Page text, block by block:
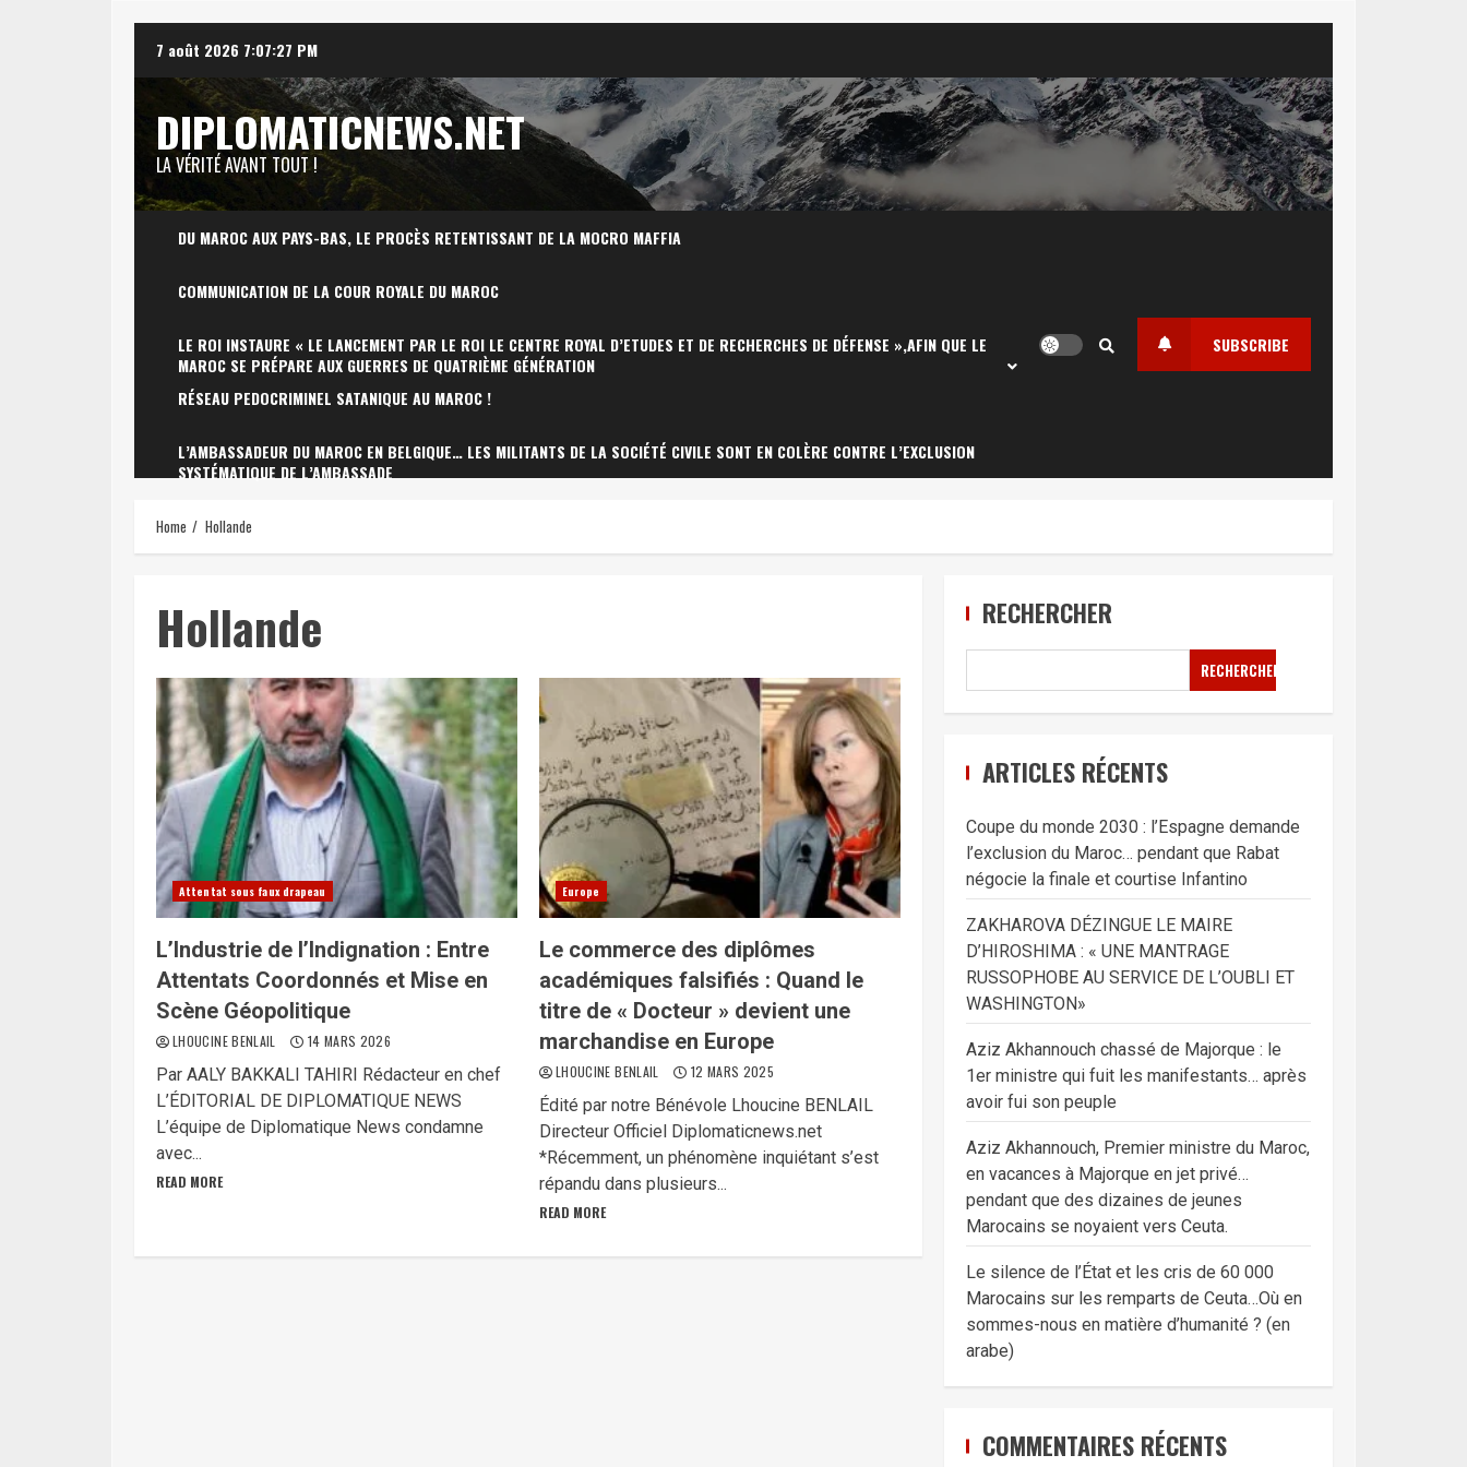
content
7 août 2026 7:07:28 PM
DIPLOMATICNEWS.NET
LA VÉRITÉ AVANT TOUT !
DU MAROC AUX PAYS-BAS, LE PROCÈS RETENTISSANT DE LA MOCRO MAFFIA
COMMUNICATION DE LA COUR ROYALE DU MAROC
LE ROI INSTAURE « LE LANCEMENT PAR LE ROI LE CENTRE ROYAL D’ETUDES ET DE RECHERCHES DE DÉFENSE »,AFIN QUE LE
MAROC SE PRÉPARE AUX GUERRES DE QUATRIÈME GÉNÉRATION
RÉSEAU PEDOCRIMINEL SATANIQUE AU MAROC !
L’AMBASSADEUR DU MAROC EN BELGIQUE… LES MILITANTS DE LA SOCIÉTÉ CIVILE SONT EN COLÈRE CONTRE L’EXCLUSION
SYSTÉMATIQUE DE L’AMBASSADE
SUBSCRIBE
Home Hollande
Hollande
Attentat sous faux drapeau
L’Industrie de l’Indignation : Entre
Attentats Coordonnés et Mise en
Scène Géopolitique
LHOUCINE BENLAIL 14 MARS 2026
Par AALY BAKKALI TAHIRI Rédacteur en chef
L’ÉDITORIAL DE DIPLOMATIQUE NEWS
L’équipe de Diplomatique News condamne
avec...
READ MORE
Europe
Le commerce des diplômes
académiques falsifiés : Quand le
titre de « Docteur » devient une
marchandise en Europe
LHOUCINE BENLAIL 12 MARS 2025
Édité par notre Bénévole Lhoucine BENLAIL
Directeur Officiel Diplomaticnews.net
*Récemment, un phénomène inquiétant s’est
répandu dans plusieurs...
READ MORE
RECHERCHER
RECHERCHER
ARTICLES RÉCENTS
Coupe du monde 2030 : l’Espagne demande
l’exclusion du Maroc… pendant que Rabat
négocie la finale et courtise Infantino
ZAKHAROVA DÉZINGUE LE MAIRE
D’HIROSHIMA : « UNE MANTRAGE
RUSSOPHOBE AU SERVICE DE L’OUBLI ET
WASHINGTON»
Aziz Akhannouch chassé de Majorque : le
1er ministre qui fuit les manifestants… après
avoir fui son peuple
Aziz Akhannouch, Premier ministre du Maroc,
en vacances à Majorque en jet privé…
pendant que des dizaines de jeunes
Marocains se noyaient vers Ceuta.
Le silence de l’État et les cris de 60 000
Marocains sur les remparts de Ceuta…Où en
sommes-nous en matière d’humanité ? (en
arabe)
COMMENTAIRES RÉCENTS